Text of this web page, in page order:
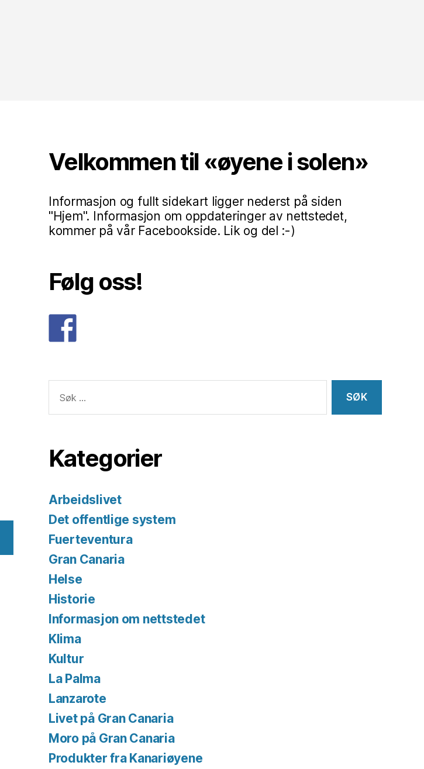
Velkommen til «øyene i solen»
Informasjon og fullt sidekart ligger nederst på siden
"Hjem". Informasjon om oppdateringer av nettstedet,
kommer på vår Facebookside. Lik og del :-)
Følg oss!
etter:
Kategorier
Arbeidslivet
Det offentlige system
Fuerteventura
Gran Canaria
Helse
Historie
Informasjon om nettstedet
Klima
Kultur
La Palma
Lanzarote
Livet på Gran Canaria
Moro på Gran Canaria
Produkter fra Kanariøyene